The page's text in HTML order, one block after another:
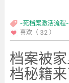
-死档案激活流程
喜欢（ 32 ）
档案被
档秘籍来